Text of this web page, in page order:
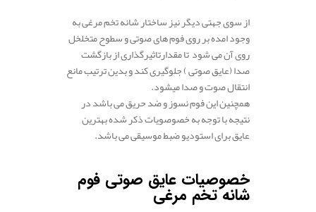
از سوی جهتی دیگر نیز ساختار شانه تخم مرغی به
وجود امده بر روی فوم های صوتی و سطوح متخلخل
روی آن می‌ شود تا مقدارتاثیرگذاری از بازگشت
صدا (عایق صوتی ) جلوگیری کند و بدین ترتیب مانع
انتقال صوت و صدا میشود.
همچنین این فوم نسوز و ضد حریق می باشد در
نتیجه با توجه به خصوصویات ذکر شده بهترین
عایق برای استودیو ضبط موسیقی می باشد.
خصوصیات عایق صوتی فوم
شانه تخم مرغی